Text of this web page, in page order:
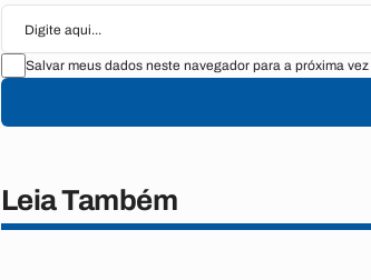
Salvar meus dados neste navegador para a próxima
Leia Também